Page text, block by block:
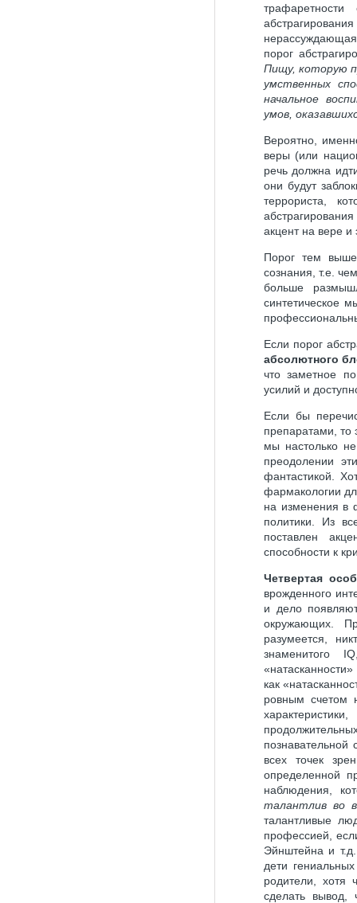
порог
Пищу, которую
умственных
начальное
умов,
Вероятно,
веры (или
речь должна
они будут
террориста,
акцент на вере
Порог тем
сознания, т.е.
больше
синтетическое
Если порог
абсолютного
что заметное
усилий и
Если бы
препаратами, то
мы настолько
преодолении
фантастикой.
фармакологии
на изменения в
политики. Из
поставлен
способности к
Четвертая
врожденного
и дело
окружающих.
разумеется,
знаменитого
как
ровным счетом
всех точек
определенной
наблюдения,
талантлив во
талантливые
профессией,
Эйнштейна и
дети
родители, хотя
сделать вывод,